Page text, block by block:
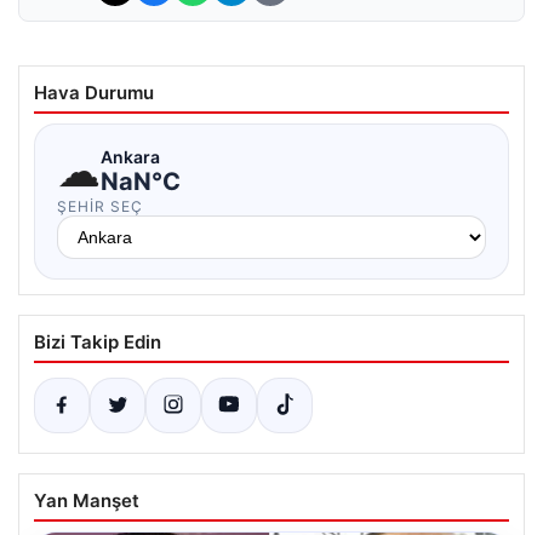
Hava Durumu
☁Ankara
NaN°C
ŞEHIR SEÇ
Bizi Takip Edin
Yan Manşet